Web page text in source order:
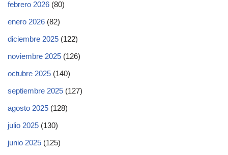
febrero 2026 (80)
enero 2026 (82)
diciembre 2025 (122)
noviembre 2025 (126)
octubre 2025 (140)
septiembre 2025 (127)
agosto 2025 (128)
julio 2025 (130)
junio 2025 (125)